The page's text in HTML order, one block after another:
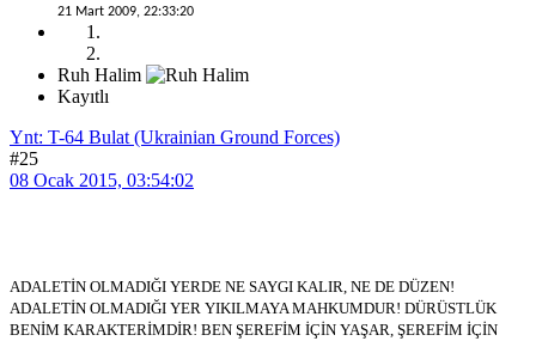
21 Mart 2009, 22:33:20
Ruh Halim
Kayıtlı
Ynt: T-64 Bulat (Ukrainian Ground Forces)
#25
08 Ocak 2015, 03:54:02
ADALETİN OLMADIĞI YERDE NE SAYGI KALIR, NE DE DÜZEN!
ADALETİN OLMADIĞI YER YIKILMAYA MAHKUMDUR! DÜRÜSTLÜK
BENİM KARAKTERİMDİR! BEN ŞEREFİM İÇİN YAŞAR, ŞEREFİM İÇİN